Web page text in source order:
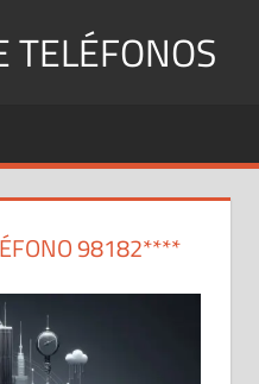
TELÉFONOS
98182****